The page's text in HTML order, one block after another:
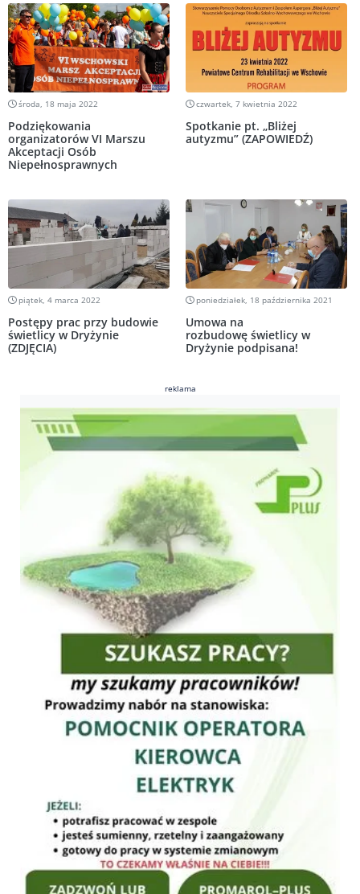
środa, 18 maja 2022
Podziękowania
organizatorów VI Marszu
Akceptacji Osób
Niepełnosprawnych
czwartek, 7 kwietnia 2022
Spotkanie pt. „Bliżej
autyzmu” (ZAPOWIEDŹ)
piątek, 4 marca 2022
Postępy prac przy budowie
świetlicy w Dryżynie
(ZDJĘCIA)
poniedziałek, 18 października 2021
Umowa na
rozbudowę świetlicy w
Dryżynie podpisana!
reklama